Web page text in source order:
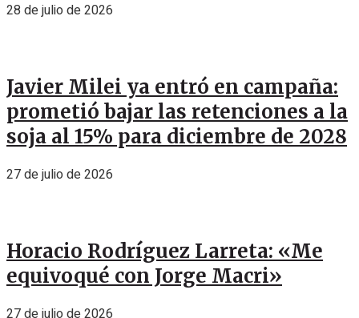
28 de julio de 2026
Javier Milei ya entró en campaña:
prometió bajar las retenciones a la
soja al 15% para diciembre de 2028
27 de julio de 2026
Horacio Rodríguez Larreta: «Me
equivoqué con Jorge Macri»
27 de julio de 2026